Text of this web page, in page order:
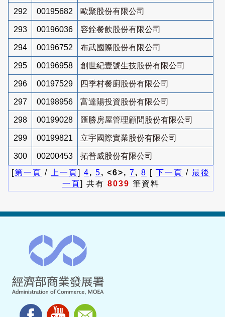
292 00195682 歐聚股份有限公司
293 00196036 容銓餐飲股份有限公司
294 00196752 布武國際股份有限公司
295 00196958 創世紀壹號生技股份有限公司
296 00197529 四季村餐廚股份有限公司
297 00198956 富達陽投資股份有限公司
298 00199028 匯勝房屋管理顧問股份有限公司
299 00199821 立宇國際實業股份有限公司
300 00200453
拓普威股份有限公司
[第一頁 / 上一頁] 4, 5, <6>, 7, 8 [ 下一頁 / 最後
一頁] 共有 8039 筆資料